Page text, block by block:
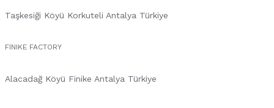
Taşkesiği Köyü Korkuteli Antalya Türkiye
FINIKE FACTORY
Alacadağ Köyü Finike Antalya Türkiye